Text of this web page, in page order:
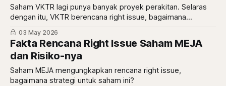
Saham VKTR lagi punya banyak proyek perakitan. Selaras
dengan itu, VKTR berencana right issue, bagaimana
prospeknya?
03 May 2026
Fakta Rencana Right Issue Saham MEJA
dan Risiko-nya
Saham MEJA mengungkapkan rencana right issue,
bagaimana strategi untuk saham ini?